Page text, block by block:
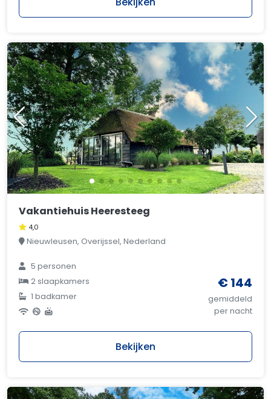
Vakantiehuis Heeresteeg
4,0
Nieuwleusen, Overijssel, Nederland
5 personen
2 slaapkamers
1 badkamer
€ 144
gemiddeld
per nacht
Bekijken